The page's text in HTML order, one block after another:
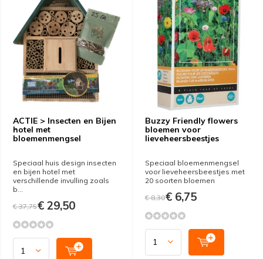
ACTIE > Insecten en Bijen
hotel met
bloemenmengsel
Speciaal huis design insecten
en bijen hotel met
verschillende invulling zoals
b...
€ 37,75€ 29,50
Buzzy Friendly flowers
bloemen voor
lieveheersbeestjes
Speciaal bloemenmengsel
voor lieveheersbeestjes met
20 soorten bloemen
€ 8,30€ 6,75